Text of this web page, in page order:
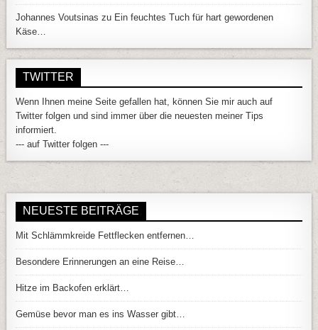
Johannes Voutsinas zu Ein feuchtes Tuch für hart gewordenen
Käse…
TWITTER
Wenn Ihnen meine Seite gefallen hat, können Sie mir auch auf
Twitter folgen und sind immer über die neuesten meiner Tips
informiert.
--- auf Twitter folgen ---
NEUESTE BEITRÄGE
Mit Schlämmkreide Fettflecken entfernen…
Besondere Erinnerungen an eine Reise…
Hitze im Backofen erklärt…
Gemüse bevor man es ins Wasser gibt…